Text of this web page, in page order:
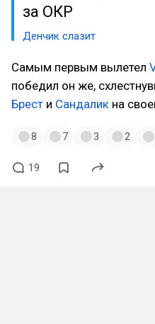
за ОКР
Денчик слазит
Самым первым вылетел
победил он же,
Брест и Сандалик на
8 7 3 2
19